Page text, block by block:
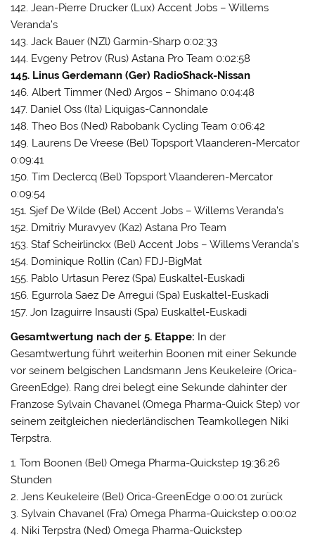
142. Jean-Pierre Drucker (Lux) Accent Jobs – Willems
Veranda’s
143. Jack Bauer (NZl) Garmin-Sharp 0:02:33
144. Evgeny Petrov (Rus) Astana Pro Team 0:02:58
145. Linus Gerdemann (Ger) RadioShack-Nissan
146. Albert Timmer (Ned) Argos – Shimano 0:04:48
147. Daniel Oss (Ita) Liquigas-Cannondale
148. Theo Bos (Ned) Rabobank Cycling Team 0:06:42
149. Laurens De Vreese (Bel) Topsport Vlaanderen-Mercator
0:09:41
150. Tim Declercq (Bel) Topsport Vlaanderen-Mercator
0:09:54
151. Sjef De Wilde (Bel) Accent Jobs – Willems Veranda’s
152. Dmitriy Muravyev (Kaz) Astana Pro Team
153. Staf Scheirlinckx (Bel) Accent Jobs – Willems Veranda’s
154. Dominique Rollin (Can) FDJ-BigMat
155. Pablo Urtasun Perez (Spa) Euskaltel-Euskadi
156. Egurrola Saez De Arregui (Spa) Euskaltel-Euskadi
157. Jon Izaguirre Insausti (Spa) Euskaltel-Euskadi
Gesamtwertung nach der 5. Etappe: In der
Gesamtwertung führt weiterhin Boonen mit einer Sekunde
vor seinem belgischen Landsmann Jens Keukeleire (Orica-
GreenEdge). Rang drei belegt eine Sekunde dahinter der
Franzose Sylvain Chavanel (Omega Pharma-Quick Step) vor
seinem zeitgleichen niederländischen Teamkollegen Niki
Terpstra.
1. Tom Boonen (Bel) Omega Pharma-Quickstep 19:36:26
Stunden
2. Jens Keukeleire (Bel) Orica-GreenEdge 0:00:01 zurück
3. Sylvain Chavanel (Fra) Omega Pharma-Quickstep 0:00:02
4. Niki Terpstra (Ned) Omega Pharma-Quickstep